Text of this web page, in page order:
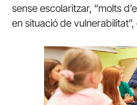
sense escolaritzar, “molts
en situació de